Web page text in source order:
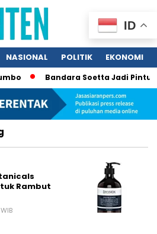
NASIONAL POLITIK EKONOMI
Bandara Soetta Jadi Pintu
Rambut
ID